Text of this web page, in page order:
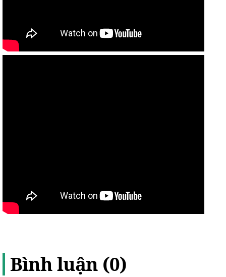
Bình luận (0)